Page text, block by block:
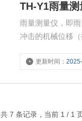
TH-Y1雨量测
雨量测量仪，即
冲击的机械位移
降雨量，为相关
更新时间：
共 7 条记录，当前 1 / 1